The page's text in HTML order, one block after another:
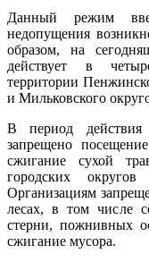
Данный режим
недопущения
образом, на
действует в
территории
и Мильковского
В период действия
запрещено
сжигание сухой
городских
Организациям
лесах, в том числе
стерни, пожнивных
сжигание мусора.